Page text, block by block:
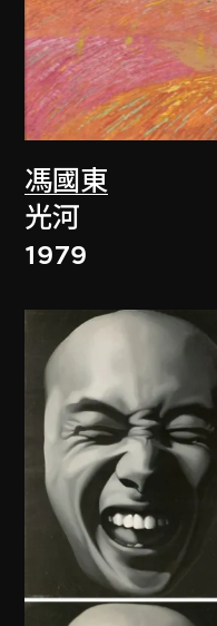
馮國東
光河
1979